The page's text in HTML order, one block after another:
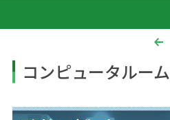
コンピュータルーム